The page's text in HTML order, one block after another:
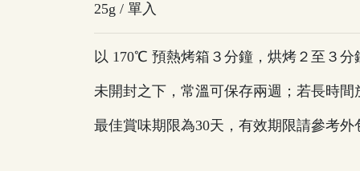
25g / 單入
以 170℃ 預熱烤箱３分鐘，烘烤２至３分
未開封之下，常溫可保存兩週；若長時
最佳賞味期限為30天，有效期限請參考外